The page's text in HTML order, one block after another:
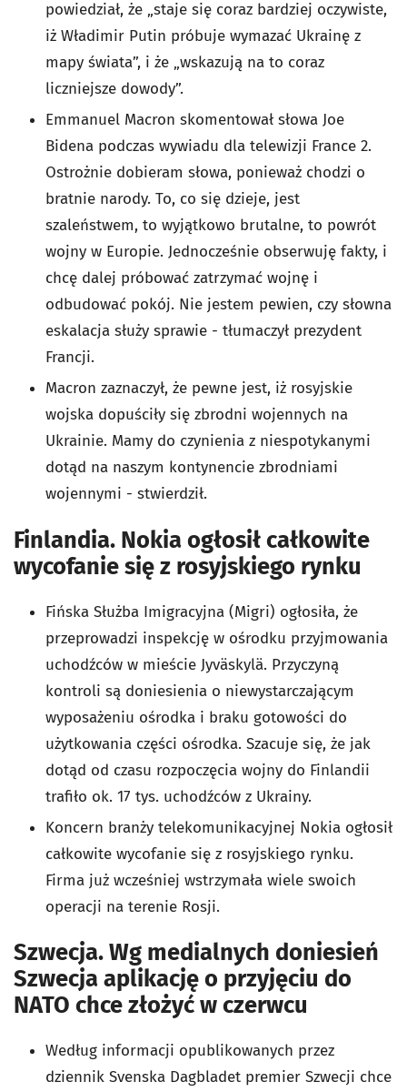
powiedział, że „staje się coraz bardziej oczywiste,
iż Władimir Putin próbuje wymazać Ukrainę z
mapy świata”, i że „wskazują na to coraz
liczniejsze dowody”.
Emmanuel Macron skomentował słowa Joe
Bidena podczas wywiadu dla telewizji France 2.
Ostrożnie dobieram słowa, ponieważ chodzi o
bratnie narody. To, co się dzieje, jest
szaleństwem, to wyjątkowo brutalne, to powrót
wojny w Europie. Jednocześnie obserwuję fakty, i
chcę dalej próbować zatrzymać wojnę i
odbudować pokój. Nie jestem pewien, czy słowna
eskalacja służy sprawie - tłumaczył prezydent
Francji.
Macron zaznaczył, że pewne jest, iż rosyjskie
wojska dopuściły się zbrodni wojennych na
Ukrainie. Mamy do czynienia z niespotykanymi
dotąd na naszym kontynencie zbrodniami
wojennymi - stwierdził.
Finlandia. Nokia ogłosił całkowite
wycofanie się z rosyjskiego rynku
Fińska Służba Imigracyjna (Migri) ogłosiła, że
przeprowadzi inspekcję w ośrodku przyjmowania
uchodźców w mieście Jyväskylä. Przyczyną
kontroli są doniesienia o niewystarczającym
wyposażeniu ośrodka i braku gotowości do
użytkowania części ośrodka. Szacuje się, że jak
dotąd od czasu rozpoczęcia wojny do Finlandii
trafiło ok. 17 tys. uchodźców z Ukrainy.
Koncern branży telekomunikacyjnej Nokia ogłosił
całkowite wycofanie się z rosyjskiego rynku.
Firma już wcześniej wstrzymała wiele swoich
operacji na terenie Rosji.
Szwecja. Wg medialnych doniesień
Szwecja aplikację o przyjęciu do
NATO chce złożyć w czerwcu
Według informacji opublikowanych przez
dziennik Svenska Dagbladet premier Szwecji chce